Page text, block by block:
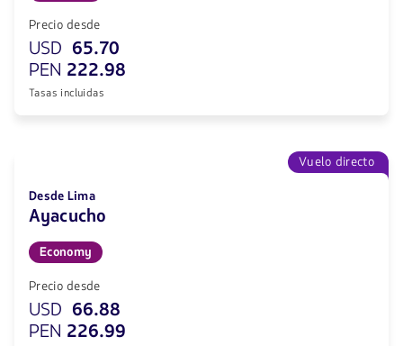
Precio desde
USD 65.70
PEN 222.98
Tasas incluidas
Vuelo directo
Desde Lima
Ayacucho
Economy
Precio desde
USD 66.88
PEN 226.99